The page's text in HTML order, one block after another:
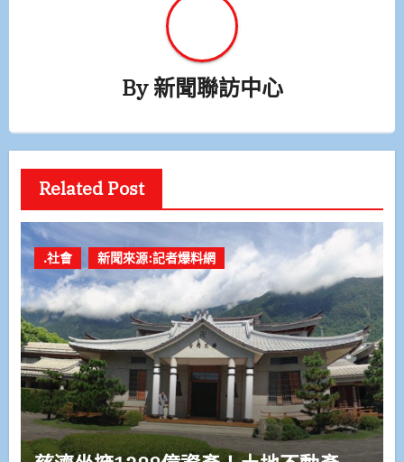
By新聞聯訪中心
Related Post
.社會 新聞來源:記者爆料網